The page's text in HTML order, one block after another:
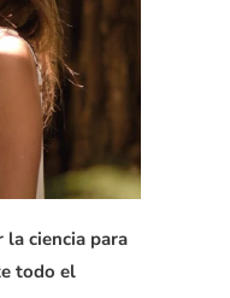
la ciencia para
todo el